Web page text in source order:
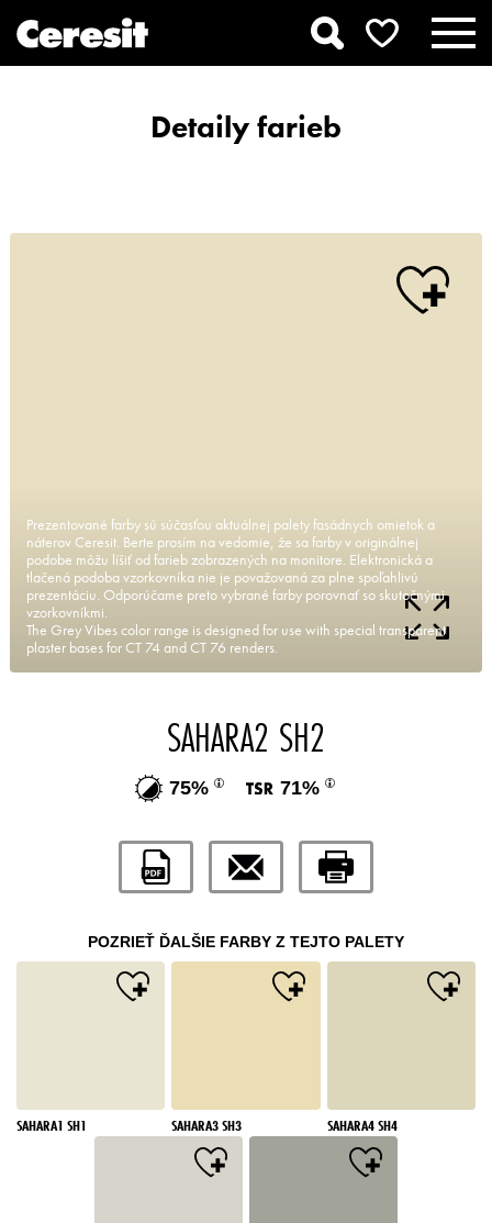
Detaily farieb
Prezentované farby sú súčasťou aktuálnej palety fasádnych omietok a
náterov Ceresit. Berte prosím na vedomie, že sa farby v originálnej
podobe môžu líšiť od farieb zobrazených na monitore. Elektronická a
tlačená podoba vzorkovníka nie je považovaná za plne spoľahlivú
prezentáciu. Odporúčame preto vybrané farby porovnať so skutočnými
vzorkovníkmi.
The Grey Vibes color range is designed for use with special transparent
plaster bases for CT 74 and CT 76 renders.
SAHARA2 SH2
75% 71%
POZRIEŤ ĎALŠIE FARBY Z TEJTO PALETY
SAHARA1 SH1 SAHARA3 SH3 SAHARA4 SH4